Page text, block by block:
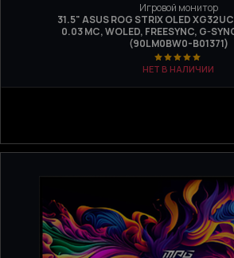
Игровой монитор
31.5" ASUS ROG STRIX OLED
0.03 МС, WOLED, FREESYNC, G-
(90LM0BW0-B01371)
НЕТ В НАЛИЧИИ